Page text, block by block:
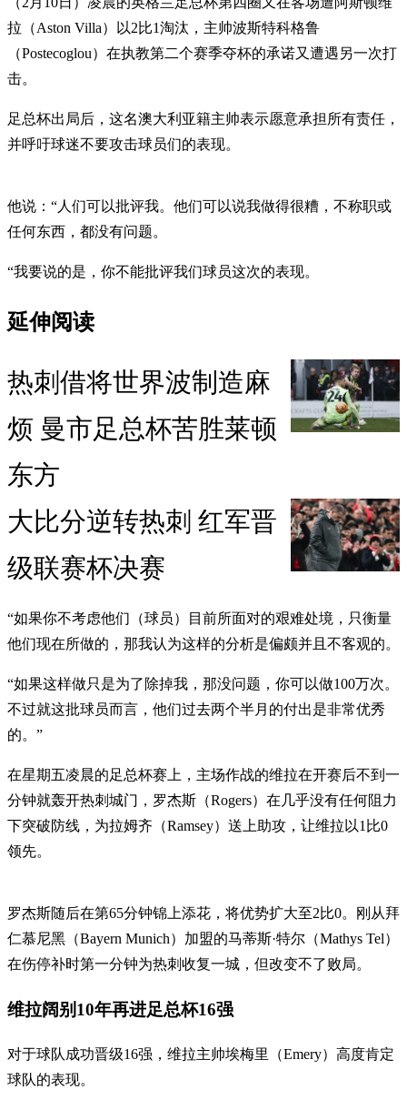
拉（Aston Villa）以2比1淘汰，主帅波斯特科格鲁
（Postecoglou）在执教第二个赛季夺杯的承诺又遭遇另一次打
击。
足总杯出局后，这名澳大利亚籍主帅表示愿意承担所有责任，
并呼吁球迷不要攻击球员们的表现。
他说：“人们可以批评我。他们可以说我做得很糟，不称职或
任何东西，都没有问题。
“我要说的是，你不能批评我们球员这次的表现。
延伸阅读
热刺借将世界波制造麻
烦 曼市足总杯苦胜莱顿
东方
大比分逆转热刺 红军晋
级联赛杯决赛
“如果你不考虑他们（球员）目前所面对的艰难处境，只衡量
他们现在所做的，那我认为这样的分析是偏颇并且不客观的。
“如果这样做只是为了除掉我，那没问题，你可以做100万次。
不过就这批球员而言，他们过去两个半月的付出是非常优秀
的。”
在星期五凌晨的足总杯赛上，主场作战的维拉在开赛后不到一
分钟就轰开热刺城门，罗杰斯（Rogers）在几乎没有任何阻力
下突破防线，为拉姆齐（Ramsey）送上助攻，让维拉以1比0
领先。
罗杰斯随后在第65分钟锦上添花，将优势扩大至2比0。刚从拜
仁慕尼黑（Bayern Munich）加盟的马蒂斯·特尔（Mathys Tel）
在伤停补时第一分钟为热刺收复一城，但改变不了败局。
维拉阔别10年再进足总杯16强
对于球队成功晋级16强，维拉主帅埃梅里（Emery）高度肯定
球队的表现。